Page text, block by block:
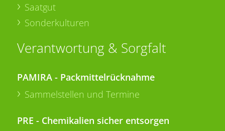
Saatgut
Sonderkulturen
Verantwortung & Sorgfalt
PAMIRA - Packmittelrücknahme
Sammelstellen und Termine
PRE - Chemikalien sicher entsorgen